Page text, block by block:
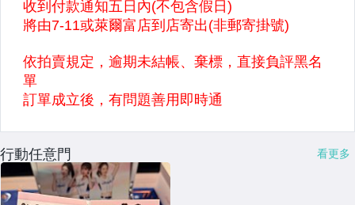
行動任意門 看更多